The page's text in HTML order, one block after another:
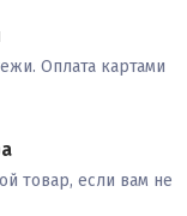
Оплата картами
товар, если вам не